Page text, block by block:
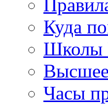
Куда
Школы
Высшее
Часы